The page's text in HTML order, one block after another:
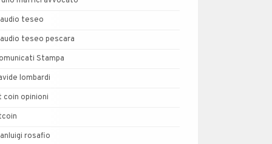
teseo
teseo pescara
Stampa
lombardi
coin opinioni
rosafio